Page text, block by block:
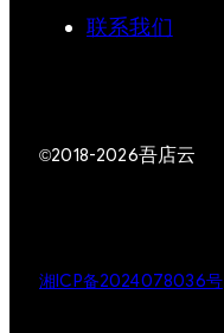
联系我们
©2018-2026吾店云
湘ICP备2024078036号